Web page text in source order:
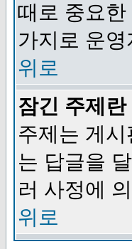
때로 중요
가지로 운
위로
잠긴 주제
주제는 게
는 답글을
러 사정에
위로